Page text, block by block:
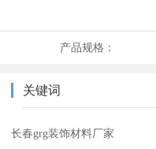
产品规格：
关键词
长春grg装饰材料厂家